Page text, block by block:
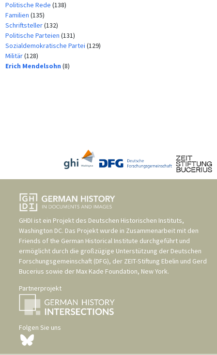
Politische Rede (138)
Familien (135)
Schriftsteller(132)
Politische Parteien (131)
Sozialdemokratische Partei (129)
Militär(128)
Erich Mendelsohn (8)
GHDI ist ein Projekt des Deutschen Historischen Instituts,
Washington DC. Das Projekt wurde in Zusammenarbeit mit den
Friends of the German Historical Institute durchgeführt und
ermöglicht durch die großzügige Unterstützung der Deutschen
Forschungsgemeinschaft (DFG), der ZEIT-Stiftung Ebelin und Gerd
Bucerius sowie der Max Kade Foundation, New York.
Partnerprojekt
Folgen Sie uns